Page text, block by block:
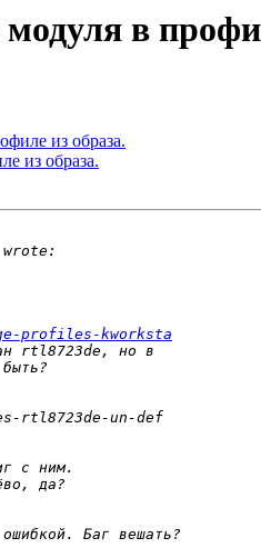
в
из образа.
из образа.
profiles-kworksta